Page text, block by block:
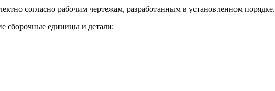
согласно рабочим чертежам, разработанным в установленном порядке.
сборочные единицы и детали: